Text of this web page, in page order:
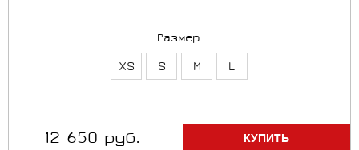
Размер:
XS S M L
12 650 руб.